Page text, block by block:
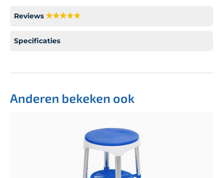
Reviews
Specificaties
Anderen bekeken ook